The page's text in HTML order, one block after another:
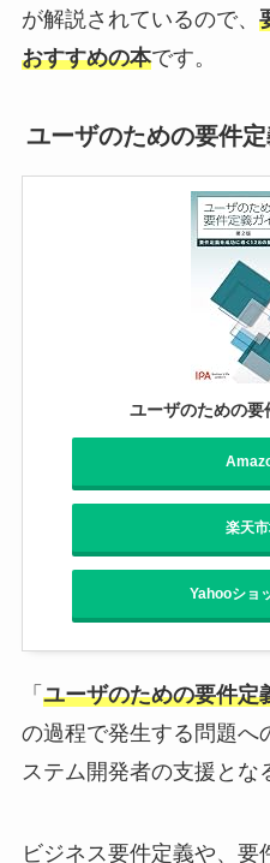
が解説されているので、
おすすめの本です。
ユーザのための要件
ユーザのための要
楽天
Yahooショ
「 ユーザのための要件定
の過程で発生する問題へ
ステム開発者の支援とな
ビジネス要件定義や、要